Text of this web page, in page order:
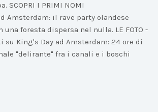
SCOPRI I PRIMI NOMI
Amsterdam: il rave party olandese
una foresta dispersa nel nulla. LE FOTO -
su King's Day ad Amsterdam: 24 ore di
"delirante" fra i canali e i boschi